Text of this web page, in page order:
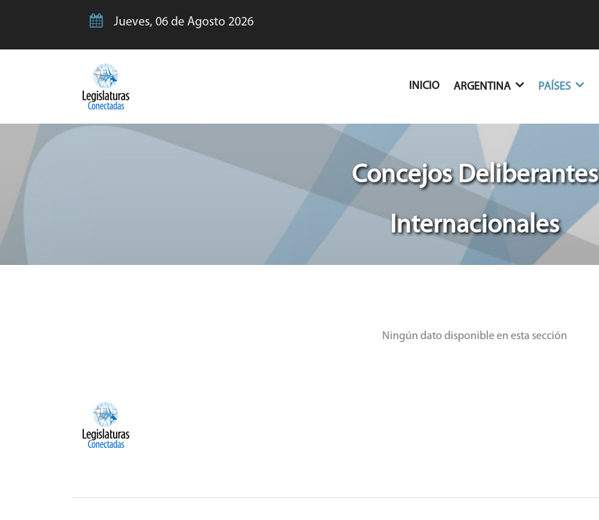
Jueves, 06 de Agosto 2026
INICIO(CURRENT)
ARGENTINA PAÍSES
Concejos Deliberantes
Internacionales
Ningún dato disponible en esta sección